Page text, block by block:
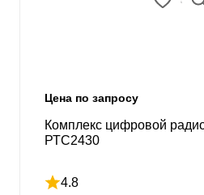
Цена по запросу
Комплекс цифровой
РТС2430
4.8
Рейтинг 4.8 из 5